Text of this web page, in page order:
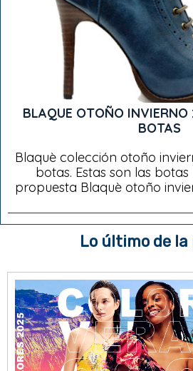
BLAQUE OTOÑO INVIERNO
BOTAS
Blaquè colección otoño
botas. Estas son las
propuesta Blaquè otoño
Lo último de la